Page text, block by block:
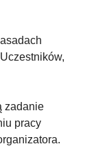
zadanie
pracy